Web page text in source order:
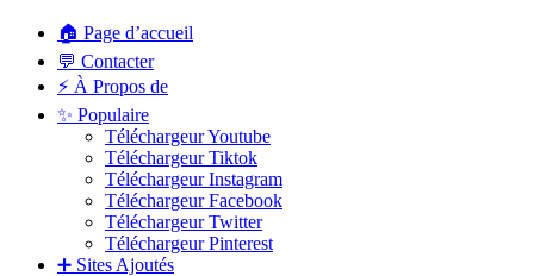
🏠 Page d’accueil
💬 Contacter
⚡ À Propos de
✨ Populaire
Téléchargeur Youtube
Téléchargeur Tiktok
Téléchargeur Instagram
Téléchargeur Facebook
Téléchargeur Twitter
Téléchargeur Pinterest
➕ Sites Ajoutés